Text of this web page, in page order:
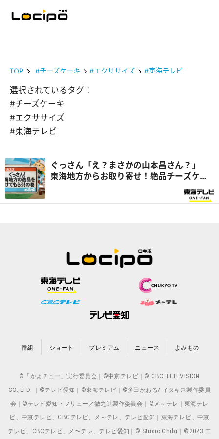
TOP #チーズケーキ #エクササイズ #東海テレビ
選択されているタグ：
#チーズケーキ
#エクササイズ
#東海テレビ
ぐっさん「え？まさかの山本昌さん？」
東海地方からお取り寄せ！絶品チーズケー
番組 ショート プレミアム ニュース よみもの
©「かよチュー」実行委員会｜©中京テレビ｜© CBC TELEVISION
CO.,LTD. ｜©テレビ愛知｜©東海テレビ｜©多田かおる/ イタキス製作委員
会｜©テレビ愛知・フリュー／徹之進製作委員会｜©メ～テレ｜東海テレ
ビ、中京テレビ、CBCテレビ、メ～テレ、テレビ愛知｜東海テレビ、中京
テレビ、CBCテレビ、メ〜テレ、テレビ愛知｜© Studio Ghibli｜©2023 二